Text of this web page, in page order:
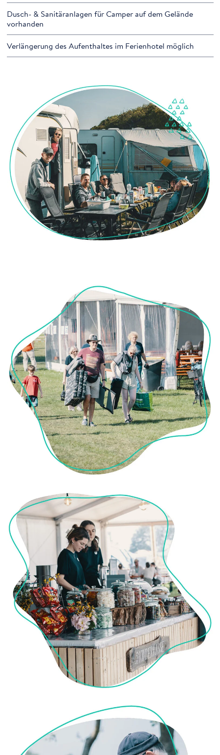
Dusch- & Sanitäranlagen für Camper auf dem Gelände
vorhanden
Verlängerung des Aufenthaltes im Ferienhotel möglich